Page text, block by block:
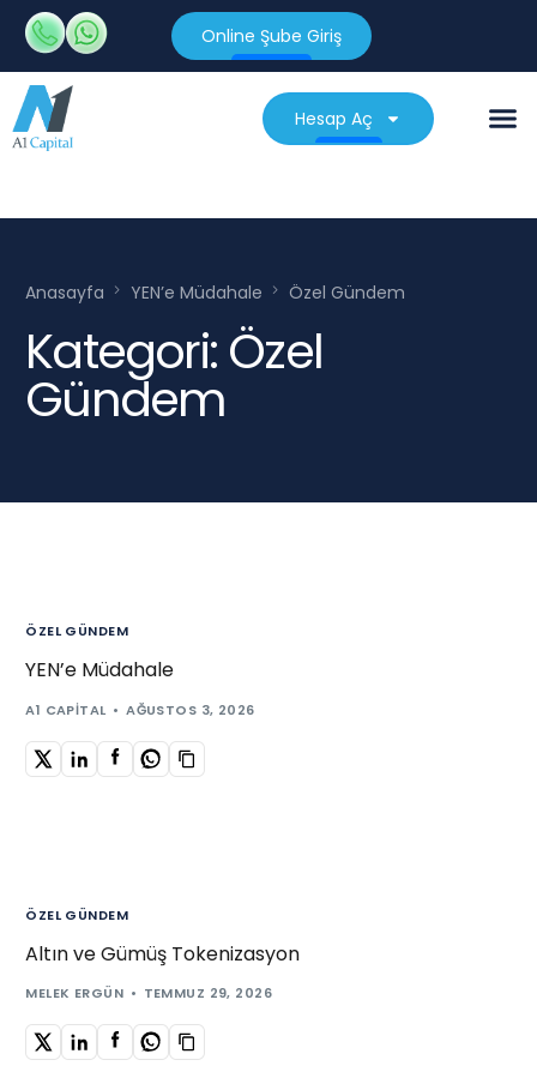
Online Şube Giriş
Hesap Aç
Anasayfa YEN’e Müdahale Özel Gündem
Kategori:Özel
Gündem
ÖZEL GÜNDEM
YEN’e Müdahale
A1 CAPITAL AĞUSTOS 3, 2026
ÖZEL GÜNDEM
Altın ve Gümüş Tokenizasyon
MELEK ERGÜN TEMMUZ 29, 2026